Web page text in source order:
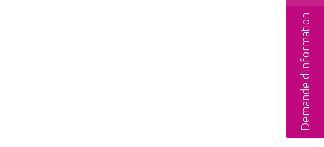
Demande d'information